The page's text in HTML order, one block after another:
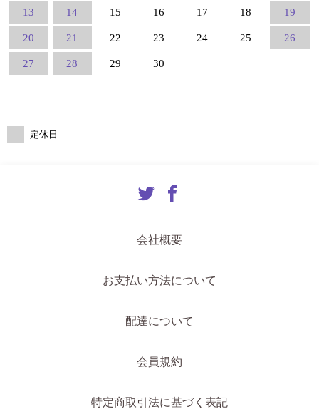
13 14 15 16 17 18 19
20 21 22 23 24 25 26
27 28 29 30
定休日
会社概要
お支払い方法について
配達について
会員規約
特定商取引法に基づく表記